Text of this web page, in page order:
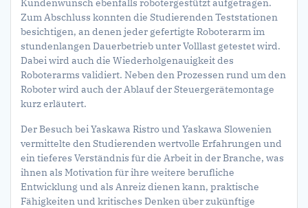
Kundenwunsch ebenfalls robotergestützt aufgetragen.
Zum Abschluss konnten die Studierenden Teststationen
besichtigen, an denen jeder gefertigte Roboterarm im
stundenlangen Dauerbetrieb unter Volllast getestet wird.
Dabei wird auch die Wiederholgenauigkeit des
Roboterarms validiert. Neben den Prozessen rund um den
Roboter wird auch der Ablauf der Steuergerätemontage
kurz erläutert.
Der Besuch bei Yaskawa Ristro und Yaskawa Slowenien
vermittelte den Studierenden wertvolle Erfahrungen und
ein tieferes Verständnis für die Arbeit in der Branche, was
ihnen als Motivation für ihre weitere berufliche
Entwicklung und als Anreiz dienen kann, praktische
Fähigkeiten und kritisches Denken über zukünftige